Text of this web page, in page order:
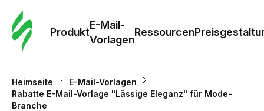
Produkt
E-Mail-
Vorlagen
Ressourcen
Heimseite
E-Mail-Vorlagen
Rabatte E-Mail-Vorlage "Lässige Eleganz" für Mode-
Branche